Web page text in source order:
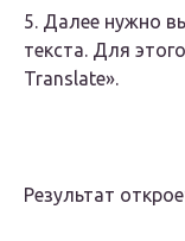
5. Далее нужно
текста. Для
Translate».
Результат